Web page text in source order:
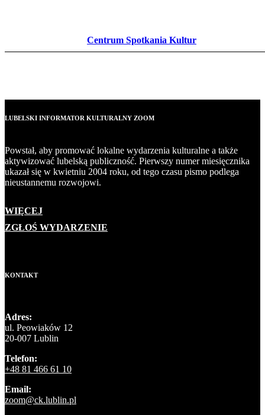
Centrum Spotkania Kultur
LUBELSKI INFORMATOR KULTURALNY ZOOM
Powstał, aby promować lokalne wydarzenia kulturalne a także
aktywizować lubelską publiczność. Pierwszy numer miesięcznika
ukazał się w kwietniu 2004 roku, od tego czasu pismo podlega
nieustannemu rozwojowi.
WIĘCEJ
ZGŁOŚ WYDARZENIE
KONTAKT
Adres:
ul. Peowiaków 12
20-007 Lublin
Telefon:
+48 81 466 61 10
Email:
zoom@ck.lublin.pl